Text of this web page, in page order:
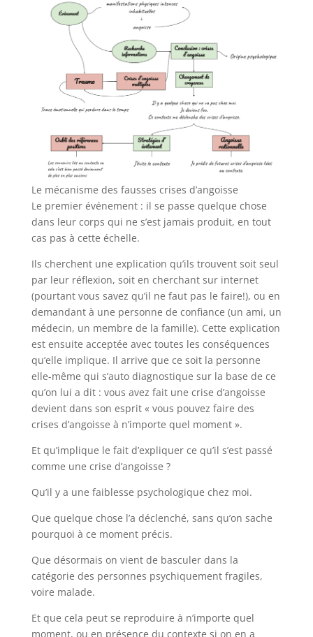
Le mécanisme des fausses crises d’angoisse
Le premier événement : il se passe quelque chose
dans leur corps qui ne s’est jamais produit, en tout
cas pas à cette échelle.
Ils cherchent une explication qu’ils trouvent soit seul
par leur réflexion, soit en cherchant sur internet
(pourtant vous savez qu’il ne faut pas le faire!), ou en
demandant à une personne de confiance (un ami, un
médecin, un membre de la famille). Cette explication
est ensuite acceptée avec toutes les conséquences
qu’elle implique. Il arrive que ce soit la personne
elle-même qui s’auto diagnostique sur la base de ce
qu’on lui a dit : vous avez fait une crise d’angoisse
devient dans son esprit « vous pouvez faire des
crises d’angoisse à n’importe quel moment ».
Et qu’implique le fait d’expliquer ce qu’il s’est passé
comme une crise d’angoisse ?
Qu’il y a une faiblesse psychologique chez moi.
Que quelque chose l’a déclenché, sans qu’on sache
pourquoi à ce moment précis.
Que désormais on vient de basculer dans la
catégorie des personnes psychiquement fragiles,
voire malade.
Et que cela peut se reproduire à n’importe quel
moment, ou en présence du contexte si on en a